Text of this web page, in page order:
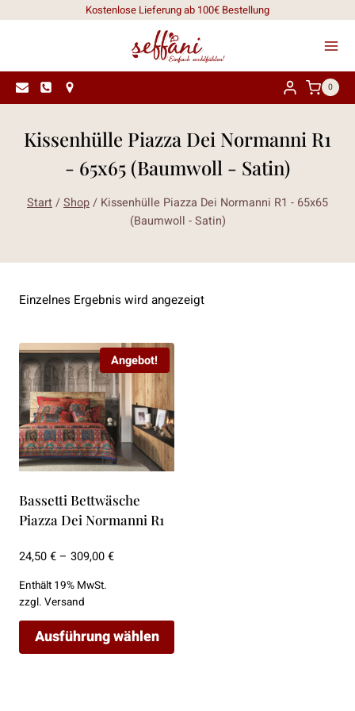
Kostenlose Lieferung ab 100€ Bestellung
0
Kissenhülle Piazza Dei Normanni R1
- 65x65 (Baumwoll - Satin)
Start/Shop/ Kissenhülle Piazza Dei Normanni R1 - 65x65
(Baumwoll - Satin)
Einzelnes Ergebnis wird angezeigt
Angebot!
Bassetti Bettwäsche
Piazza Dei Normanni R1
24,50€– 309,00€Preisspanne:
Enthält 19% MwSt.
zzgl. Versand
Ausführung wählen